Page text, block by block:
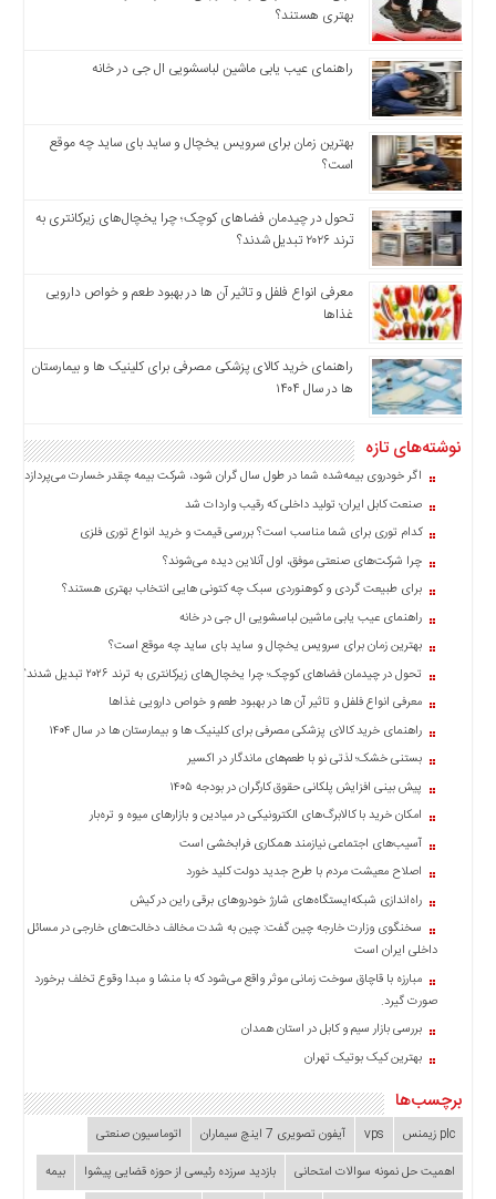
بهتری هستند؟
راهنمای عیب یابی ماشین لباسشویی ال جی در خانه
بهترین زمان برای سرویس یخچال و ساید بای ساید چه موقع
است؟
تحول در چیدمان فضاهای کوچک؛ چرا یخچال‌های زیرکانتری به
ترند ۲۰۲۶ تبدیل شدند؟
معرفی انواع فلفل و تاثیر آن ‌ها در بهبود طعم و خواص دارویی
غذاها
راهنمای خرید کالای پزشکی مصرفی برای کلینیک ها و بیمارستان
ها در سال ۱۴۰۴
نوشته‌های تازه
اگر خودروی بیمه‌شده شما در طول سال گران شود، شرکت بیمه چقدر خسارت می‌پردازد؟
صنعت کابل ایران؛ تولید داخلی که رقیب واردات شد
کدام توری برای شما مناسب است؟ بررسی قیمت و خرید انواع توری فلزی
چرا شرکت‌های صنعتی موفق، اول آنلاین دیده می‌شوند؟
برای طبیعت گردی و کوهنوردی سبک چه کتونی هایی انتخاب بهتری هستند؟
راهنمای عیب یابی ماشین لباسشویی ال جی در خانه
بهترین زمان برای سرویس یخچال و ساید بای ساید چه موقع است؟
تحول در چیدمان فضاهای کوچک؛ چرا یخچال‌های زیرکانتری به ترند ۲۰۲۶ تبدیل شدند؟
معرفی انواع فلفل و تاثیر آن ‌ها در بهبود طعم و خواص دارویی غذاها
راهنمای خرید کالای پزشکی مصرفی برای کلینیک ها و بیمارستان ها در سال ۱۴۰۴
بستنی خشک؛ لذتی نو با طعم‌های ماندگار در اکسیر
پیش بینی افزایش پلکانی حقوق کارگران در بودجه ۱۴۰۵
امکان خرید با کالابرگ‌های الکترونیکی در میادین و بازارهای میوه و تره‌بار
آسیب‌های اجتماعی نیازمند همکاری فرابخشی است
اصلاح معیشت مردم با طرح جدید دولت کلید خورد
راه‌اندازی شبکه‌ایستگاه‌های شارژ خودروهای برقی راین در کیش
سخنگوی وزارت خارجه چین گفت: چین به شدت مخالف دخالت‌های خارجی در مسائل
داخلی ایران است
مبارزه با قاچاق سوخت زمانی موثر واقع می‌شود که با منشا و مبدا وقوع تخلف برخورد
صورت گیرد.
بررسی بازار سیم و کابل در استان همدان
بهترین کیک بوتیک تهران
برچسب‌ها
plc زیمنس vps آیفون تصویری 7 اینچ سیماران
اتوماسیون صنعتی
اهمیت حل نمونه سوالات امتحانی
بازدید سرزده‌ رئیسی از حوزه قضایی ‌پیشوا
بیمه